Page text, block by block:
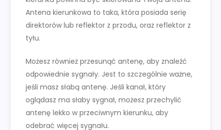
Antena kierunkowa to taka, która posiada serię
direktorów lub reflektor z przodu, oraz reflektor z
tyłu.
Możesz również przesunąć antenę, aby znaleźć
odpowiednie sygnały. Jest to szczególnie ważne,
jeśli masz słabą antenę. Jeśli kanał, który
oglądasz ma słaby sygnał, możesz przechylić
antenę lekko w przeciwnym kierunku, aby
odebrać więcej sygnału.